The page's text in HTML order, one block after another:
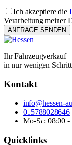
Ich akzeptiere die
Verarbeitung meiner
ANFRAGE SENDEN
Ihr Fahrzeugverkauf
in nur wenigen
Kontakt
info@hessen-
015788028646
Mo-Sa: 08:00 -
Quicklinks